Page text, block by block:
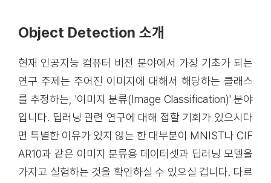
Object Detection 소개
현재 인공지능 컴퓨터 비전 분야에서 가장 기초가 되는
연구 주제는 주어진 이미지에 대해서 해당하는 클래스
를 추정하는, '이미지 분류(Image Classification)' 분야
입니다. 딥러닝 관련 연구에 대해 접할 기회가 있으시다
면 특별한 이유가 있지 않는 한 대부분이 MNIST나 CIF
AR10과 같은 이미지 분류용 데이터셋과 딥러닝 모델을
가지고 실험하는 것을 확인하실 수 있으실 겁니다. 다르